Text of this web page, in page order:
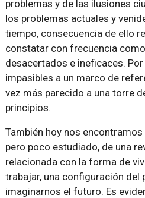
problemas y de las ilusiones
los problemas actuales y
tiempo, consecuencia de ello
constatar con frecuencia
desacertados e ineficaces.
impasibles a un marco de
vez más parecido a una torre
principios.
También hoy nos
pero poco estudiado, de una
relacionada con la forma de
trabajar, una configuración del
imaginarnos el futuro. Es